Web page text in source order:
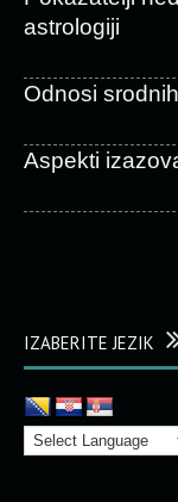
astrologiji
Odnosi
Aspekti
IZABERITE JEZIK